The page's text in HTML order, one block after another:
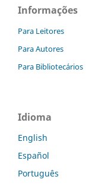
Informações
Para Leitores
Para Autores
Para Bibliotecários
Idioma
English
Español
Português